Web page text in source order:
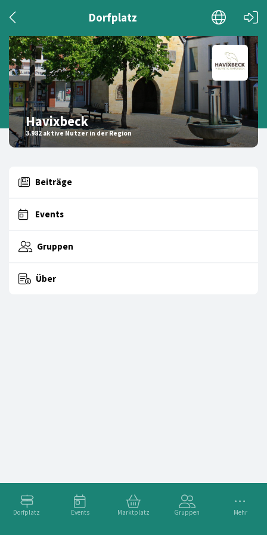
Dorfplatz
Dorfplatz Events Marktplatz Gruppen Mehr
Havixbeck
3.982 aktive Nutzer in der Region
Beiträge
Events
Gruppen
Über